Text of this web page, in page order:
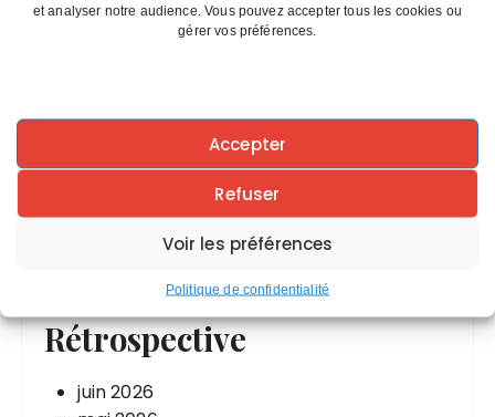
et analyser notre audience. Vous pouvez accepter tous les cookies ou
gérer vos préférences.
Accepter
Refuser
Voir les préférences
Politique de confidentialité
La magie du plateau de Valensole
martial : l’histoire ancienne de la lutte
Symbolique du nombre 14
Rétrospective
juin 2026